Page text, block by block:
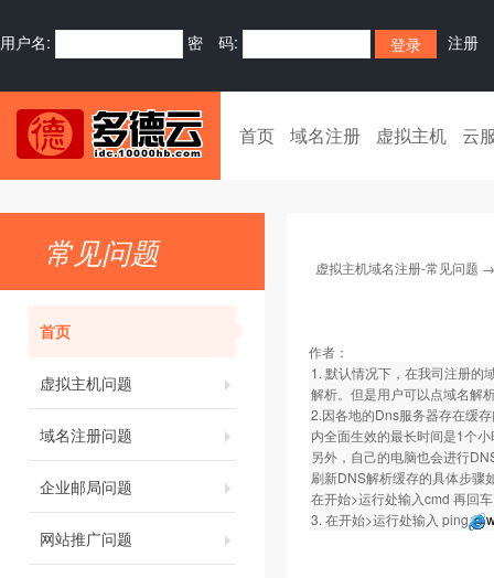
用户名: 密 码: 注册
首页 域名注册 虚拟主机 云
常见问题
首页
虚拟主机问题
域名注册问题
企业邮局问题
网站推广问题
虚拟主机域名注册-常见问题
作者：
1. 默认情况下，在我司注册的
解析。但是用户可以点域名解
2.因各地的Dns服务器存在缓
内全面生效的最长时间是1个
另外，自己的电脑也会进行
刷新DNS解析缓存的具体步骤
在开始>运行处输入cmd 再回
3. 在开始>运行处输入 ping